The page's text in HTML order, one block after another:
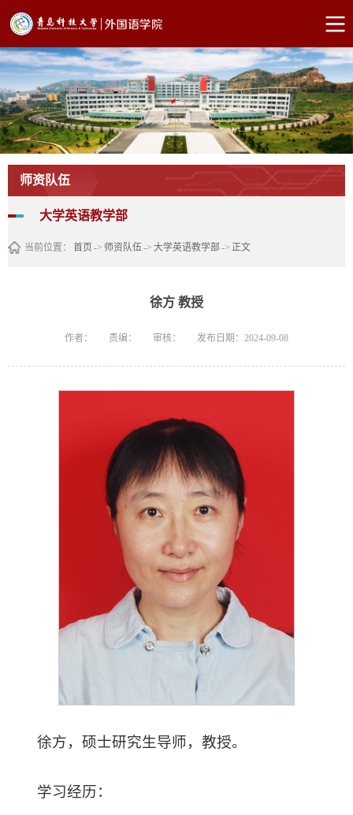
师资队伍
大学英语教学部
当前位置： 首页 -> 师资队伍-> 大学英语教学部-> 正文
徐方 教授
作者： 责编： 审核： 发布日期：2024-09-08
徐方，硕士研究生导师，教授。
学习经历：